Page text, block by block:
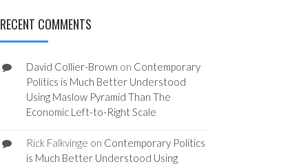
RECENT COMMENTS
David Collier-Brown on Contemporary
Politics is Much Better Understood
Using Maslow Pyramid Than The
Economic Left-to-Right Scale
Rick Falkvinge on Contemporary Politics
is Much Better Understood Using